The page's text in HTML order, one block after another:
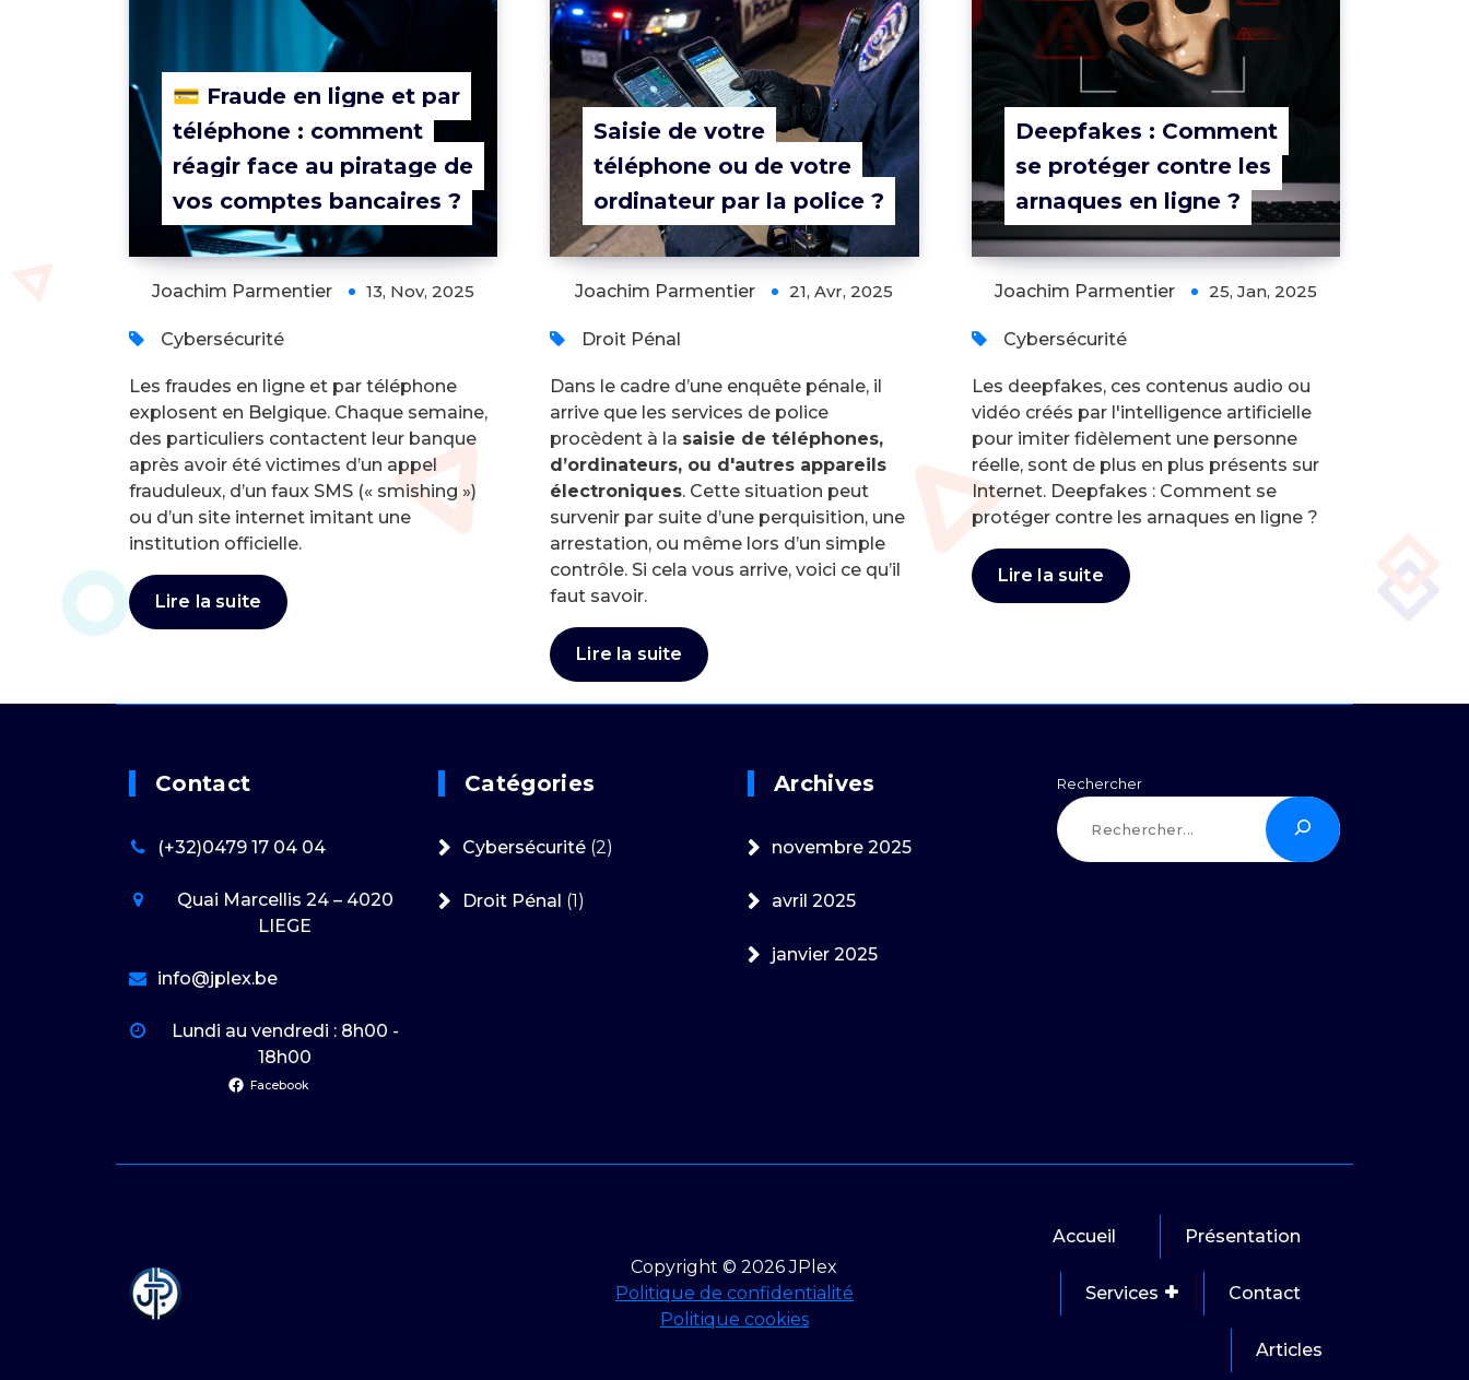
💳 Fraude en ligne et par
téléphone : comment
réagir face au piratage de
vos comptes bancaires ?
Joachim Parmentier 13, Nov, 2025
Cybersécurité
Les fraudes en ligne et par téléphone
explosent en Belgique. Chaque semaine,
des particuliers contactent leur banque
après avoir été victimes d’un appel
frauduleux, d’un faux SMS (« smishing »)
ou d’un site internet imitant une
institution officielle.
Lire la suite
Saisie de votre
téléphone ou de votre
ordinateur par la police ?
Joachim Parmentier 21, Avr, 2025
Droit Pénal
Dans le cadre d’une enquête pénale, il
arrive que les services de police
procèdent à la saisie de téléphones,
d’ordinateurs, ou d'autres appareils
électroniques. Cette situation peut
survenir par suite d’une perquisition, une
arrestation, ou même lors d’un simple
contrôle. Si cela vous arrive, voici ce qu’il
faut savoir.
Lire la suite
Deepfakes : Comment
se protéger contre les
arnaques en ligne ?
Joachim Parmentier 25, Jan, 2025
Cybersécurité
Les deepfakes, ces contenus audio ou
vidéo créés par l'intelligence artificielle
pour imiter fidèlement une personne
réelle, sont de plus en plus présents sur
Internet. Deepfakes : Comment se
protéger contre les arnaques en ligne ?
Lire la suite
Contact
(+32)0479 17 04 04
Quai Marcellis 24 – 4020
LIEGE
info@jplex.be
Lundi au vendredi : 8h00 -
18h00
Catégories
Cybersécurité (2)
Droit Pénal (1)
Archives
novembre 2025
avril 2025
janvier 2025
Rechercher
Facebook
Copyright © 2026 JPlex
Politique de confidentialité
Politique cookies
Accueil Présentation
Services Contact
Articles